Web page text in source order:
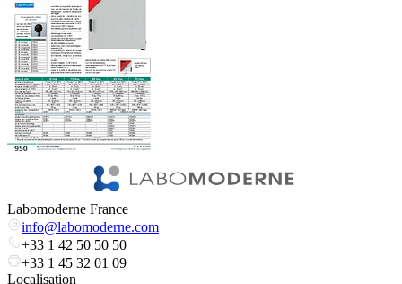
Labomoderne France
info@labomoderne.com
+33 1 42 50 50 50
+33 1 45 32 01 09
Localisation